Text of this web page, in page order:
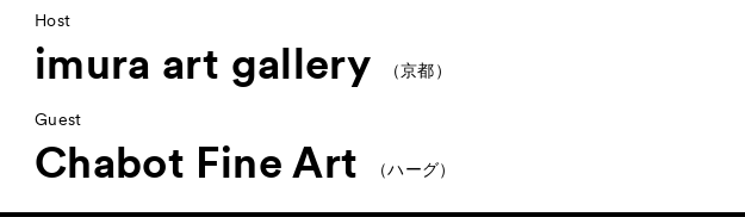
Host
imura art gallery （京都）
Guest
Chabot Fine Art （ハーグ）